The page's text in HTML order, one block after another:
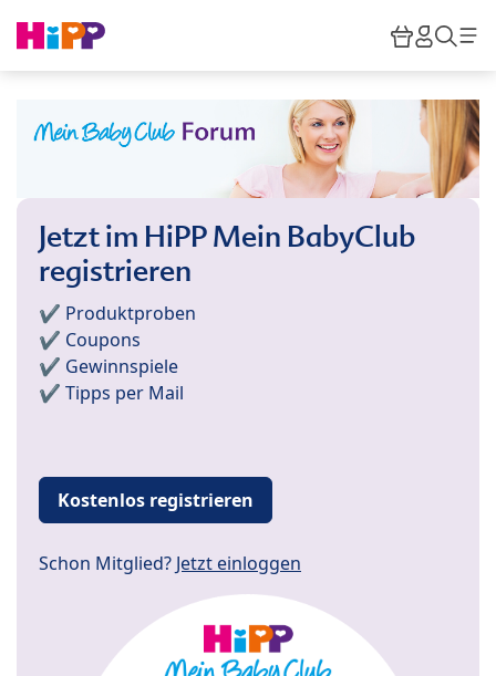
HiPP
Jetzt im HiPP Mein BabyClub
registrieren
✔️ Produktproben
✔️ Coupons
✔️ Gewinnspiele
✔️ Tipps per Mail
Kostenlos registrieren
Schon Mitglied? Jetzt einloggen